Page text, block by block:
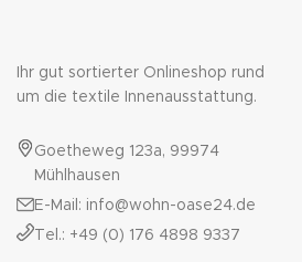
Ihr gut sortierter Onlineshop rund
um die textile Innenausstattung.
Goetheweg 123a, 99974
Mühlhausen
E-Mail: info@wohn-oase24.de
Tel.: +49 (0) 176 4898 9337